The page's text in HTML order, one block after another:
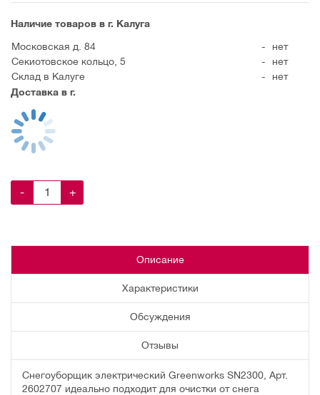
Наличие товаров в г. Калуга
Московская д. 84
-
нет
Секиотовское кольцо, 5
-
нет
Склад в Калуге
-
нет
Доставка в г.
- +
Описание
Характеристики
Обсуждения
Отзывы
Снегоуборщик электрический Greenworks SN2300, Арт.
2602707 идеально подходит для очистки от снега